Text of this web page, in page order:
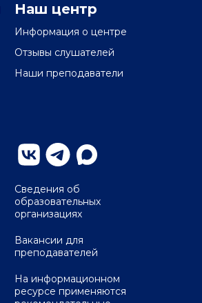
Наш центр
Информация о центре
Отзывы слушателей
Наши преподаватели
Сведения об
образовательных
организациях
Вакансии для
преподавателей
На информационном
ресурсе применяются